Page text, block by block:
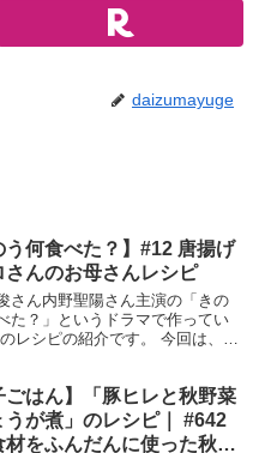
daizumayuge
う何食べた？】#12 唐揚げ
さんのお母さんレシピ
さん内野聖陽さん主演の「きの
た？」というドラマで作ってい
レシピの紹介です。 今回は、第
食べた？） 材料 鶏もも肉 ２枚
１...
ごはん】「豚ヒレと秋野菜
うが煮」のレシピ｜ #642
材をふんだんに使った秋の